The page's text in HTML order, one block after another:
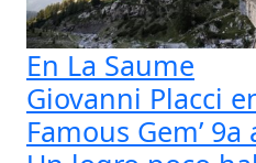
En La Saume
Giovanni Placci
Famous Gem’ 9a